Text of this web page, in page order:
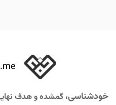
خودشناسی، گمشده و هدف